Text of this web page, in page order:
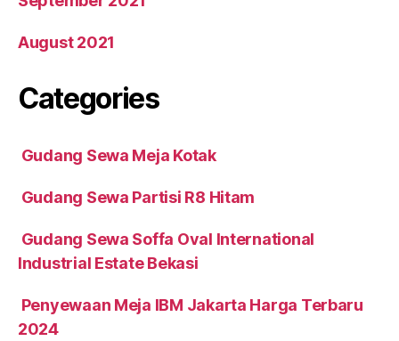
August 2021
Categories
Gudang Sewa Meja Kotak
Gudang Sewa Partisi R8 Hitam
Gudang Sewa Soffa Oval International
Industrial Estate Bekasi
Penyewaan Meja IBM Jakarta Harga Terbaru
2024